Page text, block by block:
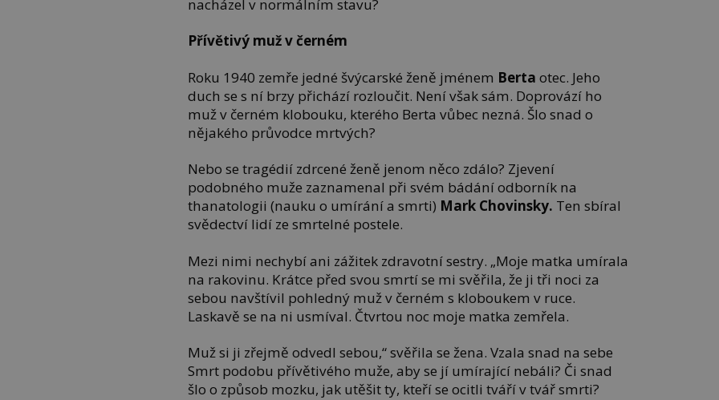
nacházel v normálním stavu?
Přívětivý muž v černém
Roku 1940 zemře jedné švýcarské ženě jménem Berta otec. Jeho
duch se s ní brzy přichází rozloučit. Není však sám. Doprovází ho
muž v černém klobouku, kterého Berta vůbec nezná. Šlo snad o
nějakého průvodce mrtvých?
Nebo se tragédií zdrcené ženě jenom něco zdálo? Zjevení
podobného muže zaznamenal při svém bádání odborník na
thanatologii (nauku o umírání a smrti) Mark Chovinsky. Ten sbíral
svědectví lidí ze smrtelné postele.
Mezi nimi nechybí ani zážitek zdravotní sestry. „Moje matka umírala
na rakovinu. Krátce před svou smrtí se mi svěřila, že ji tři noci za
sebou navštívil pohledný muž v černém s kloboukem v ruce.
Laskavě se na ni usmíval. Čtvrtou noc moje matka zemřela.
Muž si ji zřejmě odvedl sebou,“ svěřila se žena. Vzala snad na sebe
Smrt podobu přívětivého muže, aby se jí umírající nebáli? Či snad
šlo o způsob mozku, jak utěšit ty, kteří se ocitli tváří v tvář smrti?